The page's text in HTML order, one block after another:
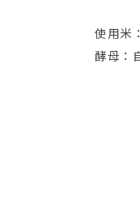
使用米
酵母：